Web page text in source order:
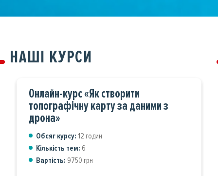
НАШІ КУРСИ
Онлайн-курс «Як створити
топографічну карту за даними з
дрона»
Обсяг курсу: 12 годин
Кількість тем: 6
Вартість: 9750 грн